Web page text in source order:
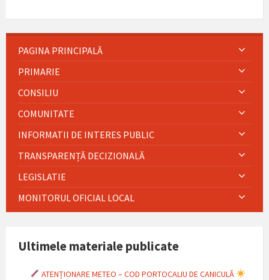
PAGINA PRINCIPALĂ
PRIMARIE
CONSILIU
COMUNITATE
INFORMATII DE INTERES PUBLIC
TRANSPARENȚĂ DECIZIONALĂ
LEGISLATIE
MONITORUL OFICIAL LOCAL
Ultimele materiale publicate
ATENȚIONARE METEO – COD PORTOCALIU DE CANICULĂ